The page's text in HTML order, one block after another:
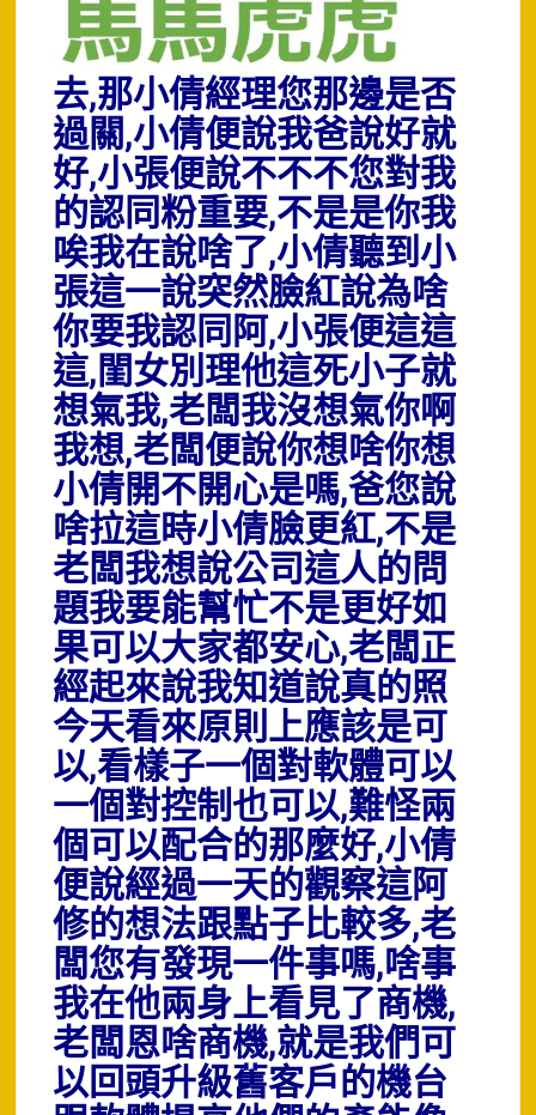
去,那小倩經理您那邊是否
過關,小倩便說我爸說好就
好,小張便說不不不您對我
的認同粉重要,不是是你我
唉我在說啥了,小倩聽到小
張這一說突然臉紅說為啥
你要我認同阿,小張便這這
這,閨女別理他這死小子就
想氣我,老闆我沒想氣你啊
我想,老闆便說你想啥你想
小倩開不開心是嗎,爸您說
啥拉這時小倩臉更紅,不是
老闆我想說公司這人的問
題我要能幫忙不是更好如
果可以大家都安心,老闆正
經起來說我知道說真的照
今天看來原則上應該是可
以,看樣子一個對軟體可以
一個對控制也可以,難怪兩
個可以配合的那麼好,小倩
便說經過一天的觀察這阿
修的想法跟點子比較多,老
闆您有發現一件事嗎,啥事
我在他兩身上看見了商機,
老闆恩啥商機,就是我們可
以回頭升級舊客戶的機台